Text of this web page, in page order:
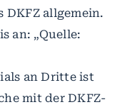
DKFZ allgemein.
an: „Quelle:
an Dritte ist
mit der DKFZ-